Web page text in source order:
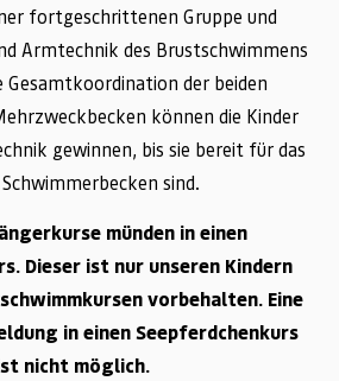
fortgeschrittenen Gruppe und
Armtechnik des Brustschwimmens
Gesamtkoordination der beiden
können die Kinder
gewinnen, bis sie bereit für das
sind.
münden in einen
Dieser ist nur unseren Kindern
vorbehalten. Eine
in einen Seepferdchenkurs
nicht möglich.